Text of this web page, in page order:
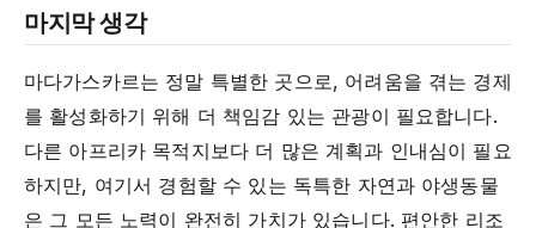
마지막 생각
마다가스카르는 정말 특별한 곳으로, 어려움을 겪는 경제
를 활성화하기 위해 더 책임감 있는 관광이 필요합니다.
다른 아프리카 목적지보다 더 많은 계획과 인내심이 필요
하지만, 여기서 경험할 수 있는 독특한 자연과 야생동물
은 그 모든 노력이 완전히 가치가 있습니다. 편안한 리조